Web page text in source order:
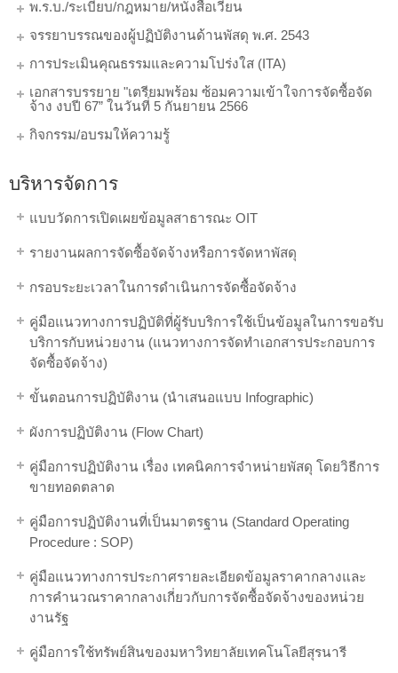
พ.ร.บ./ระเบียบ/กฎหมาย/หนังสือเวียน
จรรยาบรรณของผู้ปฏิบัติงานด้านพัสดุ พ.ศ. 2543
การประเมินคุณธรรมและความโปร่งใส (ITA)
เอกสารบรรยาย "เตรียมพร้อม ซ้อมความเข้าใจการจัดซื้อจัด
จ้าง งบปี 67” ในวันที่ 5 กันยายน 2566
กิจกรรม/อบรมให้ความรู้
บริหารจัดการ
แบบวัดการเปิดเผยข้อมูลสาธารณะ OIT
รายงานผลการจัดซื้อจัดจ้างหรือการจัดหาพัสดุ
กรอบระยะเวลาในการดำเนินการจัดซื้อจัดจ้าง
คู่มือแนวทางการปฏิบัติที่ผู้รับบริการใช้เป็นข้อมูลในการขอรับ
บริการกับหน่วยงาน (แนวทางการจัดทำเอกสารประกอบการ
จัดซื้อจัดจ้าง)
ขั้นตอนการปฏิบัติงาน (นำเสนอแบบ Infographic)
ผังการปฏิบัติงาน (Flow Chart)
คู่มือการปฏิบัติงาน เรื่อง เทคนิคการจำหน่ายพัสดุ โดยวิธีการ
ขายทอดตลาด
คู่มือการปฏิบัติงานที่เป็นมาตรฐาน (Standard Operating
Procedure : SOP)
คู่มือแนวทางการประกาศรายละเอียดข้อมูลราคากลางและ
การคำนวณราคากลางเกี่ยวกับการจัดซื้อจัดจ้างของหน่วย
งานรัฐ
คู่มือการใช้ทรัพย์สินของมหาวิทยาลัยเทคโนโลยีสุรนารี